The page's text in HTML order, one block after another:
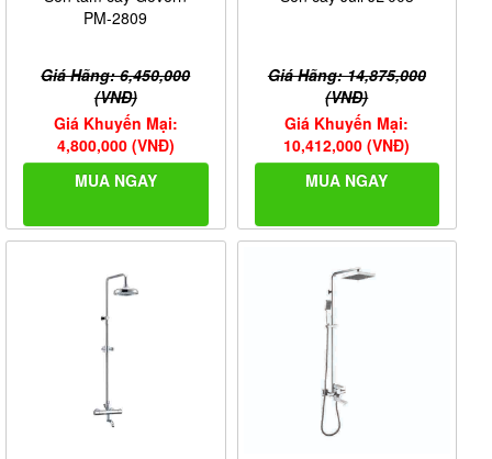
PM-2809
Giá Hãng: 6,450,000
(VNĐ)
Giá Khuyến Mại:
4,800,000 (VNĐ)
MUA NGAY
Giá Hãng: 14,875,000
(VNĐ)
Giá Khuyến Mại:
10,412,000 (VNĐ)
MUA NGAY